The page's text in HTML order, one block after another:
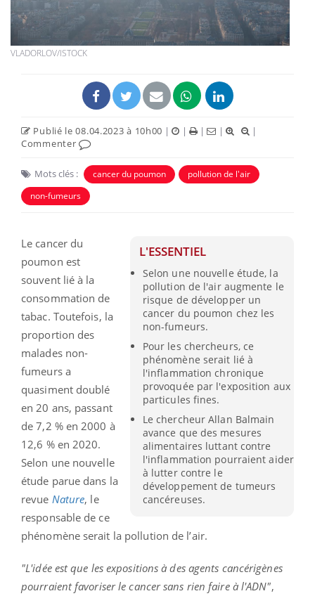
VLADORLOV/ISTOCK
Publié le 08.04.2023 à 10h00 | | | |
|
Commenter
Mots clés : cancer du poumon
pollution de l'air
non-fumeurs
L'ESSENTIEL
Selon une nouvelle étude, la
pollution de l'air augmente le
risque de développer un
cancer du poumon chez les
non-fumeurs.
Pour les chercheurs, ce
phénomène serait lié à
l'inflammation chronique
provoquée par l'exposition aux
particules fines.
Le chercheur Allan Balmain
avance que des mesures
alimentaires luttant contre
l'inflammation pourraient aider
à lutter contre le
développement de tumeurs
cancéreuses.
Le cancer du
poumon est
souvent lié à la
consommation de
tabac. Toutefois, la
proportion des
malades non-
fumeurs a
quasiment doublé
en 20 ans, passant
de 7,2 % en 2000 à
12,6 % en 2020.
Selon une nouvelle
étude parue dans la
revue Nature, le
responsable de ce
phénomène serait la pollution de l’air.
"L'idée est que les expositions à des agents cancérigènes
pourraient favoriser le cancer sans rien faire à l'ADN",